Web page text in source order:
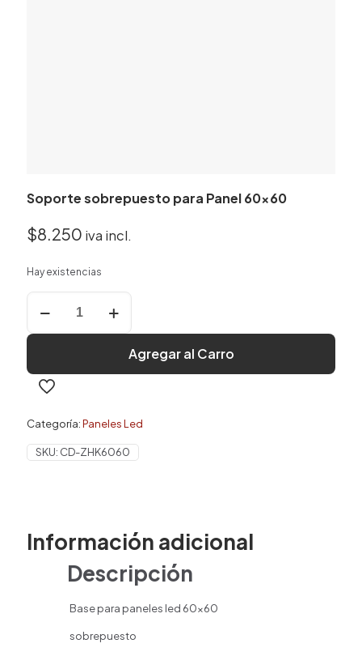
Soporte sobrepuesto para Panel 60×60
$8.250 iva incl.
Hay existencias
Soporte
sobrepuesto
para
cantidad
Agregar al Carro
Categoría:Paneles Led
SKU: CD-ZHK6060
Información adicional
Descripción
Base para paneles led 60×60
sobrepuesto